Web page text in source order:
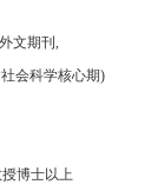
文期刊,
会科学核心期)
博士以上